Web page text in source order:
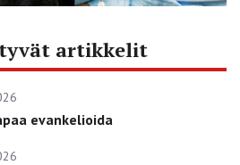
artikkelit
evankelioida